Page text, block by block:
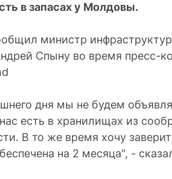
в запасах у Молдовы.
министр
Спыну во время пресс-
дня мы не будем
есть в хранилищах из
В то же время хочу
на 2 месяца", -